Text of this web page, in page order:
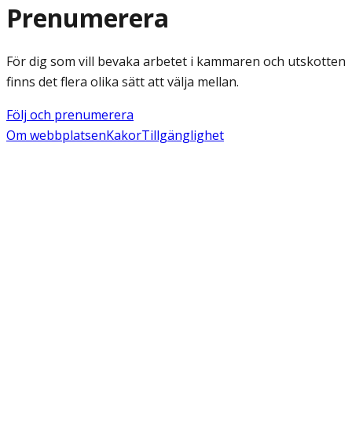
Prenumerera
För dig som vill bevaka arbetet i kammaren och utskotten
finns det flera olika sätt att välja mellan.
Följ och prenumerera
Om webbplatsenKakorTillgänglighet